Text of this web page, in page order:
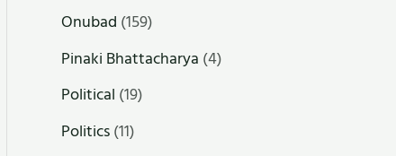
Onubad (159)
Pinaki Bhattacharya (4)
Political (19)
Politics(11)